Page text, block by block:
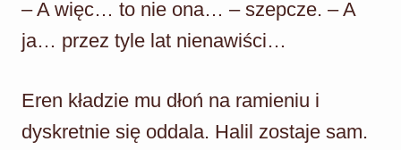
– A więc… to nie ona… – szepcze. – A
ja… przez tyle lat nienawiści…
Eren kładzie mu dłoń na ramieniu i
dyskretnie się oddala. Halil zostaje sam.